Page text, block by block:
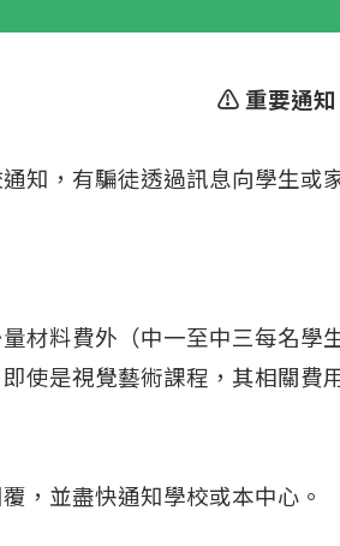
⚠️ 重要通知
知，有騙徒透過訊息向學生
材料費外（中一至中三每名
即使是視覺藝術課程，其相關
，並盡快通知學校或本中心。